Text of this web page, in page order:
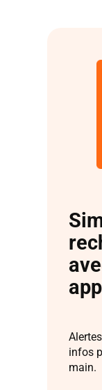
infos
main.